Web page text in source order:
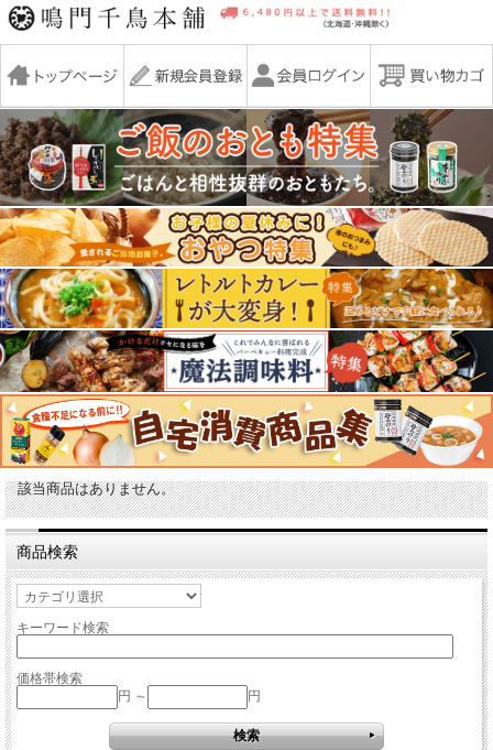
該当商品はありません。
商品検索
キーワード検索
価格帯検索
円 ～
円